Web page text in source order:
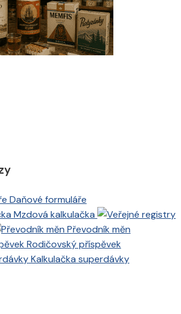
Daňové formuláře
Mzdová kalkulačka
Převodník měn
Rodičovský příspěvek
Kalkulačka superdávky